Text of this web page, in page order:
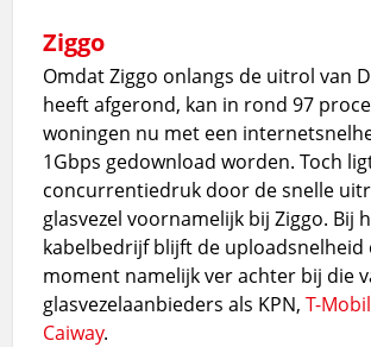
Ziggo
Omdat Ziggo onlangs de uitrol van
heeft afgerond, kan in rond 97
woningen nu met een
1Gbps gedownload worden. Toch
concurrentiedruk door de snelle
glasvezel voornamelijk bij Ziggo. Bij
kabelbedrijf blijft de uploadsnelheid
moment namelijk ver achter bij die
glasvezelaanbieders als KPN,T-
Caiway.